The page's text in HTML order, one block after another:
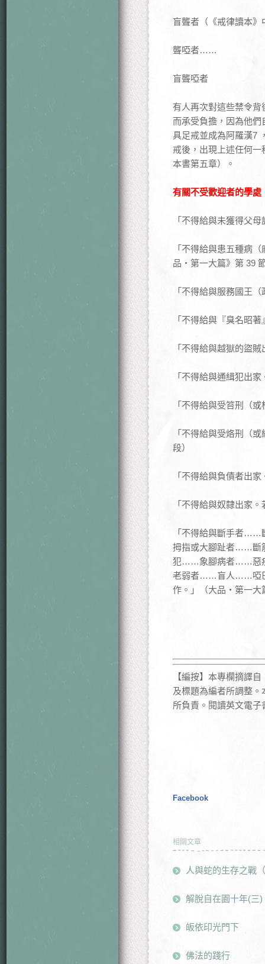
盲聾者（《戒律讀本
聾啞者……
盲聾啞者
有人再次對這些禁令
而承受負擔，因為他
具足戒並成為阿羅漢7
戒後，出現上述任何
本書第五章）。
有關不受歡迎者的學處
「不得給與未獲得父
「不得給與患五種病
品・第一大篇》第 39
「不得給與服務國王
「不得給與『臭名昭
「不得給與越獄的盜
「不得給與通緝犯出
「不得給與受笞刑（
「不得給與受烙刑（
段）
「不得給與負債者出
「不得給與奴隸出家
「不得給與斷手者
拇指或大腳趾者……
犯……象腳病者……惡
老弱者……盲人……啞
作。」（大品・第一大
【編按】本專欄摘譯
及標題為編者所調整
所負責。閱讀英文電子
Facebook
相關文章
人與蛇的生存之戰
解脫自在園十年(三)
皈依印光門下
佛法的踐行